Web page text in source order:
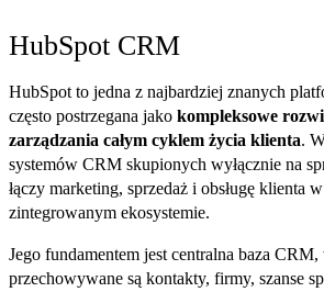
HubSpot CRM
HubSpot to jedna z najbardziej znanych
często postrzegana jako kompleksowe
zarządzania całym cyklem życia klienta.
systemów CRM skupionych wyłącznie na
łączy marketing, sprzedaż i obsługę klienta
zintegrowanym ekosystemie.
Jego fundamentem jest centralna baza
przechowywane są kontakty, firmy, szanse